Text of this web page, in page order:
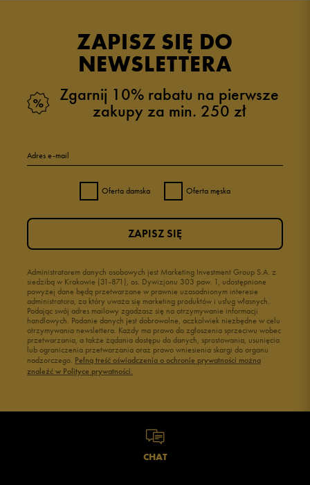
ZAPISZ SIĘ DO
NEWSLETTERA
Zgarnij 10% rabatu na pierwsze
zakupy za min. 250 zł
Adres e-mail
Oferta damska Oferta męska
Administratorem danych osobowych jest Marketing Investment Group S.A. z
siedzibą w Krakowie (31-871), os. Dywizjonu 303 paw. 1, udostępnione
powyżej dane będą przetwarzane w prawnie uzasadnionym interesie
administratora, za który uważa się marketing produktów i usług własnych.
Podając swój adres mailowy zgadzasz się na otrzymywanie informacji
handlowych. Podanie danych jest dobrowolne, aczkolwiek niezbędne w celu
otrzymywania newslettera. Każdy ma prawo do zgłoszenia sprzeciwu wobec
przetwarzania, a także żądania dostępu do danych, sprostowania, usunięcia
lub ograniczenia przetwarzania oraz prawo wniesienia skargi do organu
nadzorczego. Pełną treść oświadczenia o ochronie prywatności można
znaleźć w Polityce prywatności.
ZAPISZ SIĘ
CHAT